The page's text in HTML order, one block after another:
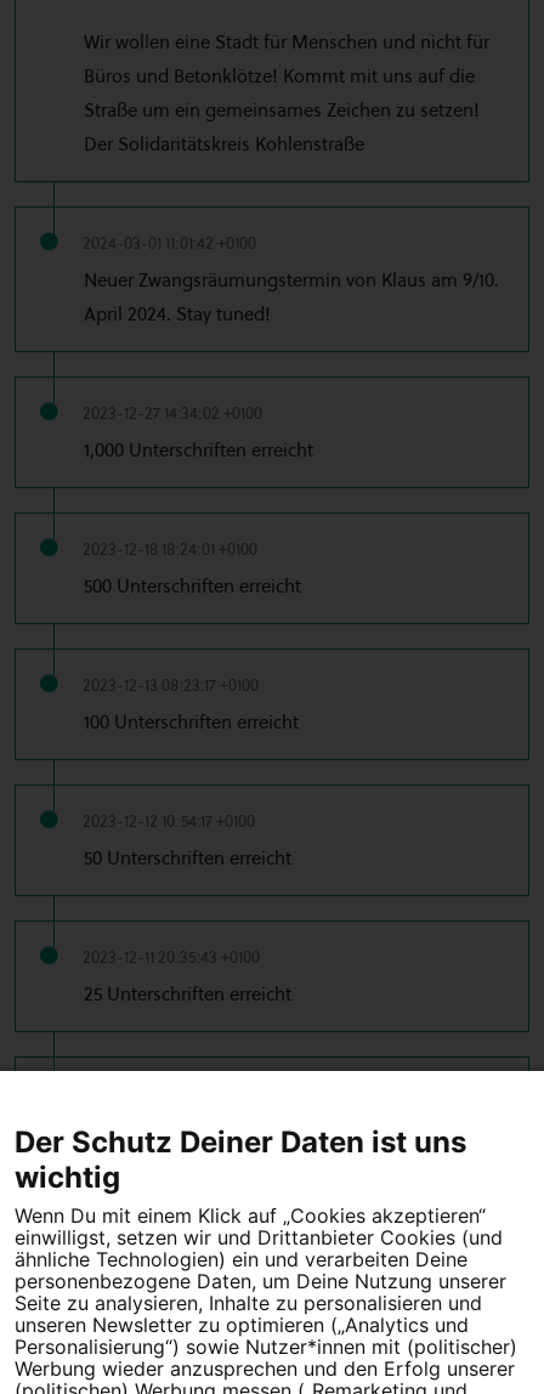
Wir wollen eine Stadt für Menschen und nicht für
Büros und Betonklötze! Kommt mit uns auf die
Straße um ein gemeinsames Zeichen zu setzen!
Der Solidaritätskreis Kohlenstraße
2024-03-01 11:01:42 +0100
Neuer Zwangsräumungstermin von Klaus am 9/10.
April 2024. Stay tuned!
2023-12-27 14:34:02 +0100
1,000 Unterschriften erreicht
2023-12-18 18:24:01 +0100
500 Unterschriften erreicht
2023-12-13 08:23:17 +0100
100 Unterschriften erreicht
2023-12-12 10:54:17 +0100
50 Unterschriften erreicht
2023-12-11 20:35:43 +0100
25 Unterschriften erreicht
10 Unterschriften erreicht
Tipps für deine Petition
Darum WeAct
Partnerprogramm
Erfolgreiche Petitionen
FAQs
Der Schutz Deiner Daten ist uns
wichtig
Wenn Du mit einem Klick auf „Cookies akzeptieren“
einwilligst, setzen wir und Drittanbieter Cookies (und
ähnliche Technologien) ein und verarbeiten Deine
personenbezogene Daten, um Deine Nutzung unserer
Seite zu analysieren, Inhalte zu personalisieren und
unseren Newsletter zu optimieren („Analytics und
Personalisierung“) sowie Nutzer*innen mit (politischer)
Werbung wieder anzusprechen und den Erfolg unserer